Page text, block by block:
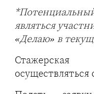
являться
«Делаю» в